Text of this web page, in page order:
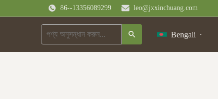
86--13356089299 leo@jxxinchuang.com
Bengali